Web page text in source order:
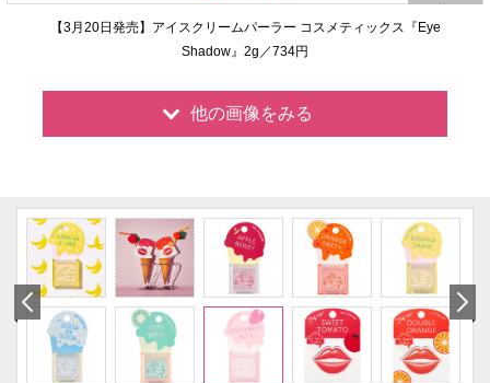
【3月20日発売】アイスクリームパーラー コスメティックス『Eye
Shadow』2g／734円
他の画像をみる